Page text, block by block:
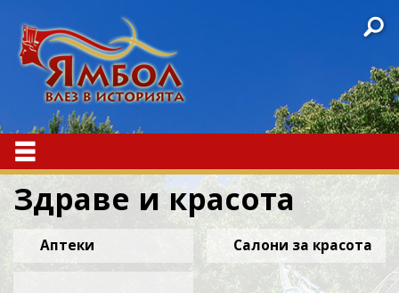
ř
Ř
Здраве и красота
Аптеки Салони за красота